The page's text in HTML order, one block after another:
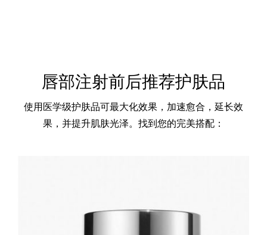
唇部注射前后推荐护肤品
使用医学级护肤品可最大化效果，加速愈合，延长效
果，并提升肌肤光泽。找到您的完美搭配：